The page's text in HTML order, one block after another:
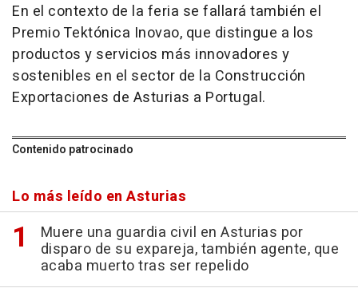
En el contexto de la feria se fallará también el
Premio Tektónica Inovao, que distingue a los
productos y servicios más innovadores y
sostenibles en el sector de la Construcción
Exportaciones de Asturias a Portugal.
Contenido patrocinado
Lo más leído en Asturias
Muere una guardia civil en Asturias por
disparo de su expareja, también agente, que
acaba muerto tras ser repelido